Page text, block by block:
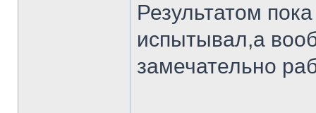
Результатом
испытывал,а
замечательно